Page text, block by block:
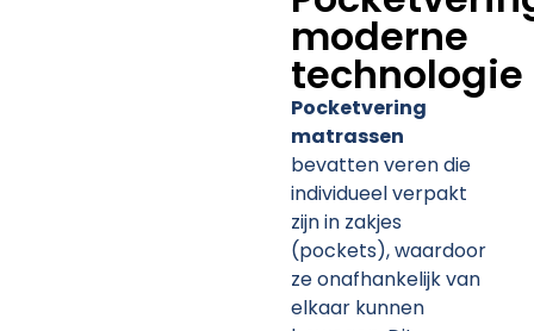
moderne
technologie
Pocketvering
matrassen
bevatten veren die
individueel verpakt
zijn in zakjes
(pockets), waardoor
ze onafhankelijk van
elkaar kunnen